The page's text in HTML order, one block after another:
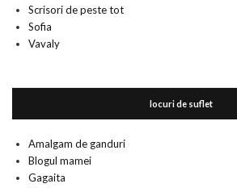
Scrisori de peste tot
Sofia
Vavaly
locuri de suflet
Amalgam de ganduri
Blogul mamei
Gagaita